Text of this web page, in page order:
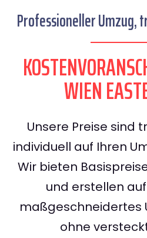
Professioneller Umzug,
WIEN
Unsere Preise sind
individuell auf Ihren
Wir bieten
und erstellen
maßgeschneidertes
ohne